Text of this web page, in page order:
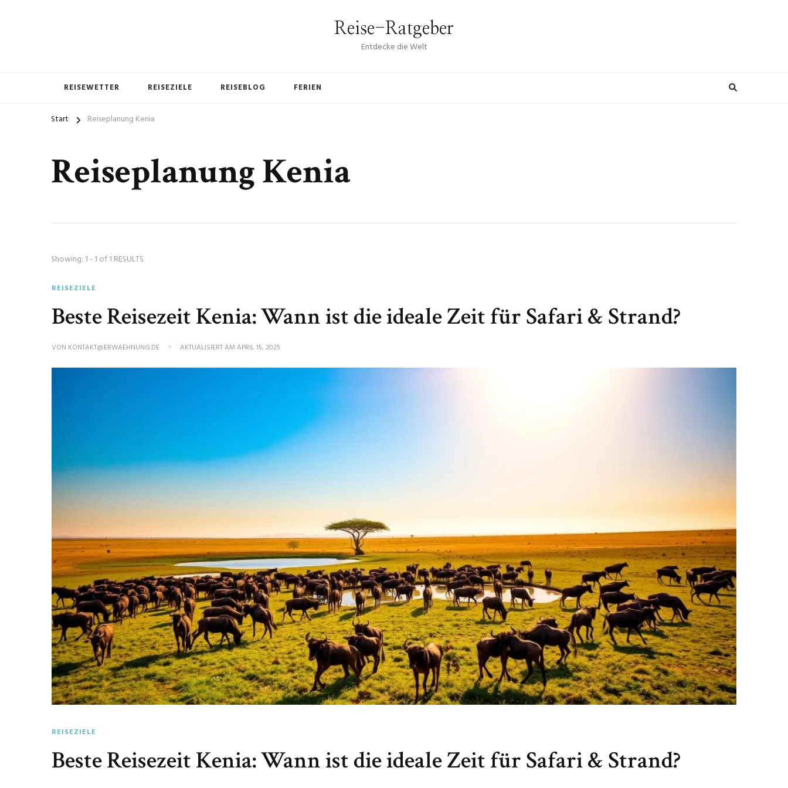
Reise-Ratgeber
Entdecke die Welt
REISEWETTER REISEZIELE REISEBLOG FERIEN
Start Reiseplanung Kenia
Reiseplanung Kenia
Showing: 1 - 1 of 1 RESULTS
REISEZIELE
Beste Reisezeit Kenia: Wann ist die ideale Zeit für Safari & Strand?
VON KONTAKT@ERWAEHNUNG.DE AKTUALISIERT AM APRIL 15, 2025
REISEZIELE
Beste Reisezeit Kenia: Wann ist die ideale Zeit für Safari & Strand?